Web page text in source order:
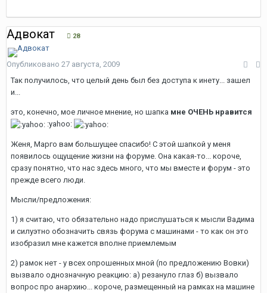
Адвокат 28
Опубликовано 27 августа, 2009
Так получилось, что целый день был без доступа к инету... зашел
и...
это, конечно, мое личное мнение, но шапка мне ОЧЕНЬ нравится
:yahoo:
Женя, Марго вам большущее спасибо! С этой шапкой у меня
появилось ощущение жизни на форуме. Она какая-то... короче,
сразу понятно, что нас здесь много, что мы вместе и форум - это
прежде всего люди.
Мысли/предложения:
1) я считаю, что обязательно надо прислушаться к мысли Вадима
и силуэтно обозначить связь форума с машинами - то как он это
изобразил мне кажется вполне приемлемым
2) рамок нет - у всех опрошенных мной (по предложению Вовки)
вызвало однозначную реакцию: а) резануло глаз б) вызвало
вопрос про анархию... короче, размещенный на рамках на машине